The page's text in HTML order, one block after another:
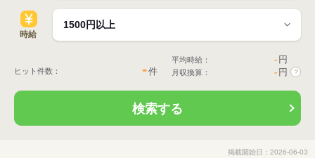
時給
ヒット件数： -件
平均時給： - 円
月収換算： - 円 ?
検索する
掲載開始日：2026-06-03